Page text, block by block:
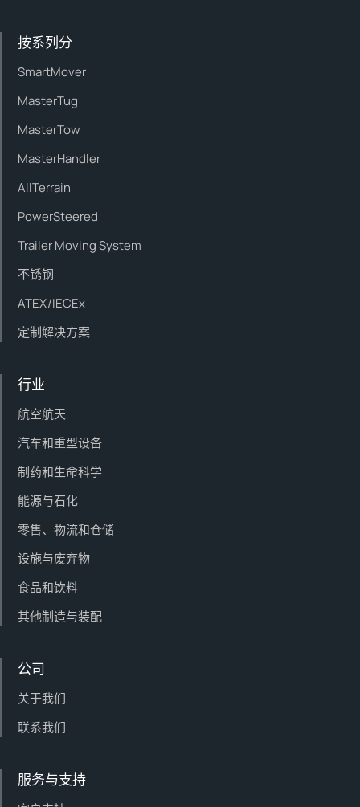
按系列分
SmartMover
MasterTug
MasterTow
MasterHandler
AllTerrain
PowerSteered
Trailer Moving System
不锈钢
ATEX/IECEx
定制解决方案
行业
航空航天
汽车和重型设备
制药和生命科学
能源与石化
零售、物流和仓储
设施与废弃物
食品和饮料
其他制造与装配
公司
关于我们
联系我们
服务与支持